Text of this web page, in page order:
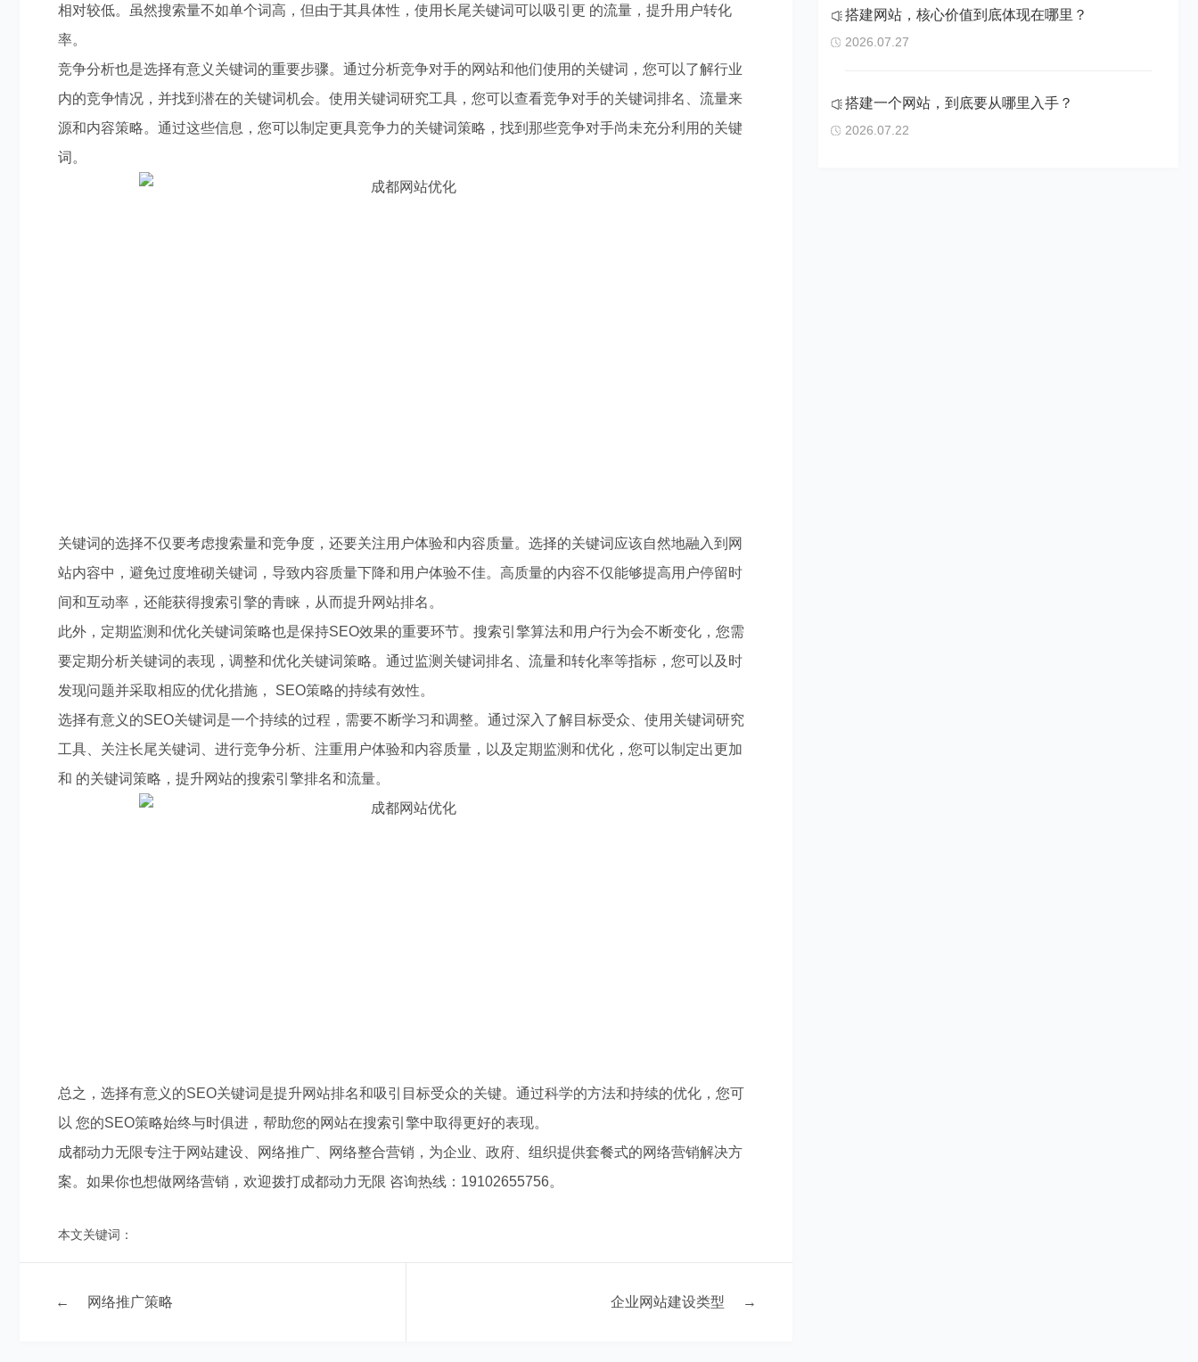
相对较低。虽然搜索量不如单个词高，但由于其具体性，使用长尾关键词可以吸引更 的流量，提升用户转化
率。
竞争分析也是选择有意义关键词的重要步骤。通过分析竞争对手的网站和他们使用的关键词，您可以了解行业
内的竞争情况，并找到潜在的关键词机会。使用关键词研究工具，您可以查看竞争对手的关键词排名、流量来
源和内容策略。通过这些信息，您可以制定更具竞争力的关键词策略，找到那些竞争对手尚未充分利用的关键
词。
关键词的选择不仅要考虑搜索量和竞争度，还要关注用户体验和内容质量。选择的关键词应该自然地融入到网
站内容中，避免过度堆砌关键词，导致内容质量下降和用户体验不佳。高质量的内容不仅能够提高用户停留时
间和互动率，还能获得搜索引擎的青睐，从而提升网站排名。
此外，定期监测和优化关键词策略也是保持SEO效果的重要环节。搜索引擎算法和用户行为会不断变化，您需
要定期分析关键词的表现，调整和优化关键词策略。通过监测关键词排名、流量和转化率等指标，您可以及时
发现问题并采取相应的优化措施， SEO策略的持续有效性。
选择有意义的SEO关键词是一个持续的过程，需要不断学习和调整。通过深入了解目标受众、使用关键词研究
工具、关注长尾关键词、进行竞争分析、注重用户体验和内容质量，以及定期监测和优化，您可以制定出更加
和 的关键词策略，提升网站的搜索引擎排名和流量。
总之，选择有意义的SEO关键词是提升网站排名和吸引目标受众的关键。通过科学的方法和持续的优化，您可
以 您的SEO策略始终与时俱进，帮助您的网站在搜索引擎中取得更好的表现。
成都动力无限专注于网站建设、网络推广、网络整合营销，为企业、政府、组织提供套餐式的网络营销解决方
案。如果你也想做网络营销，欢迎拨打成都动力无限 咨询热线：19102655756。
本文关键词：
← 网络推广策略 企业网站建设类型 →
搭建网站，核心价值到底体现在哪里？
2026.07.27
搭建一个网站，到底要从哪里入手？
2026.07.22